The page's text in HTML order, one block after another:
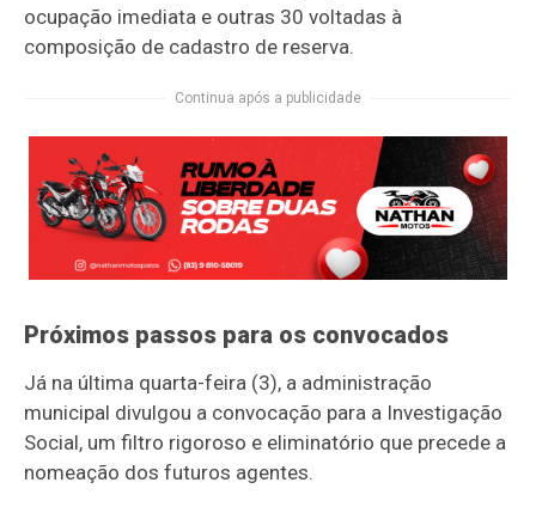
ocupação imediata e outras 30 voltadas à
composição de cadastro de reserva.
Continua após a publicidade
Próximos passos para os convocados
Já na última quarta-feira (3), a administração
municipal divulgou a convocação para a Investigação
Social, um filtro rigoroso e eliminatório que precede a
nomeação dos futuros agentes.